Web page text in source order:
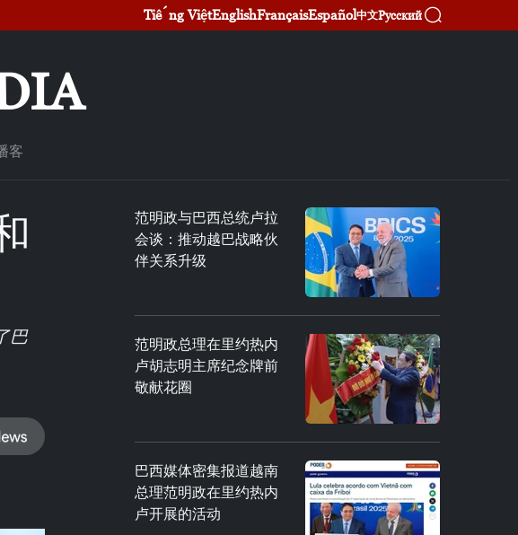
Tiếng ViệtEnglishFrançaisEspañol中文Русский
客
巴
范明政与巴西总统卢拉
会谈：推动越巴战略伙
伴关系升级
范明政总理在里约热内
卢胡志明主席纪念牌前
敬献花圈
巴西媒体密集报道越南
总理范明政在里约热内
卢开展的活动